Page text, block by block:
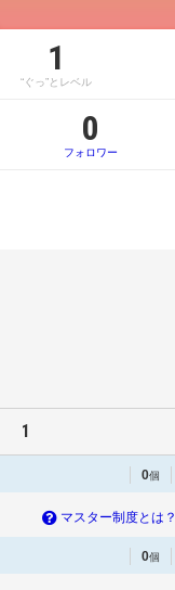
1
“ぐっ”とレベル
0
フォロワー
1
0個
マスター制度とは？
0個